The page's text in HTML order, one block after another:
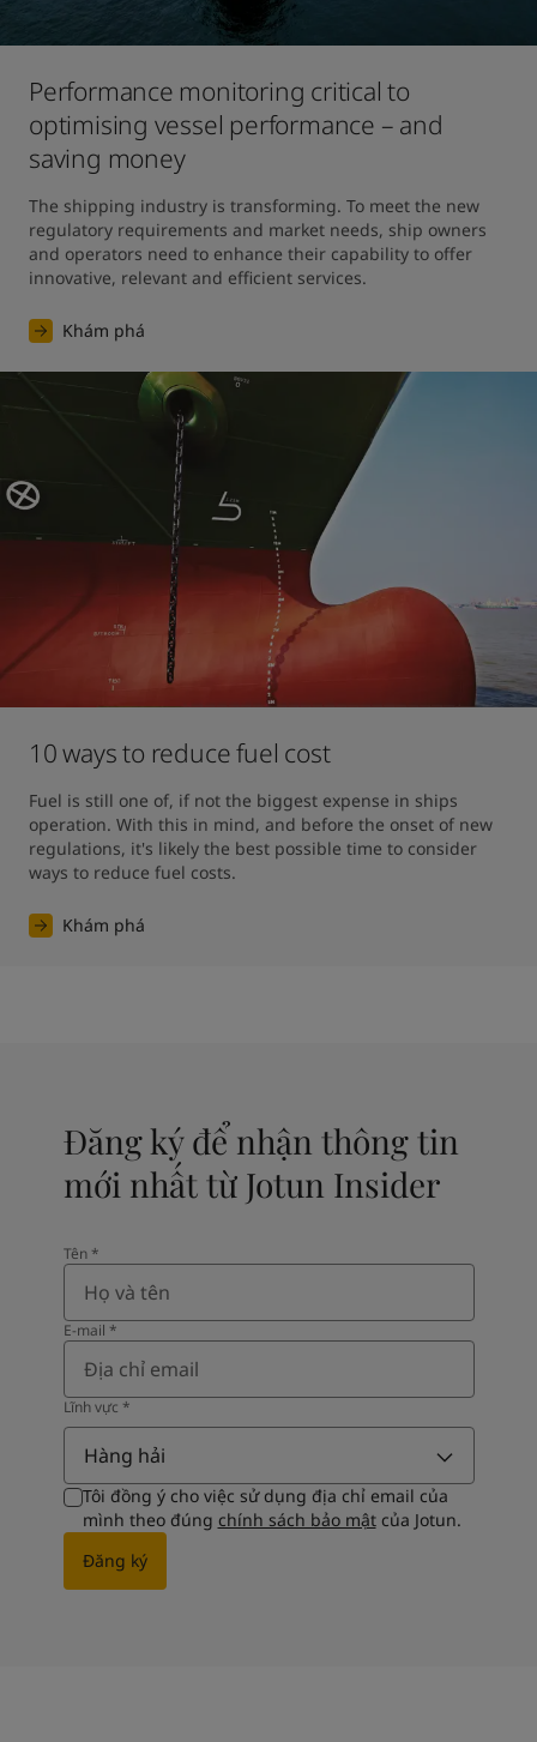
Performance monitoring critical to
optimising vessel performance – and
saving money
The shipping industry is transforming. To meet the new
regulatory requirements and market needs, ship owners
and operators need to enhance their capability to offer
innovative, relevant and efficient services.
Khám phá
10 ways to reduce fuel cost
Fuel is still one of, if not the biggest expense in ships
operation. With this in mind, and before the onset of new
regulations, it's likely the best possible time to consider
ways to reduce fuel costs.
Khám phá
Đăng ký để nhận thông tin
mới nhất từ Jotun Insider
Tên​*
E-mail *
Lĩnh vực​ *
Hàng hải
Tôi đồng ý cho việc sử dụng địa chỉ email của
mình theo đúng chính sách bảo mậtcủa Jotun.
Đăng ký